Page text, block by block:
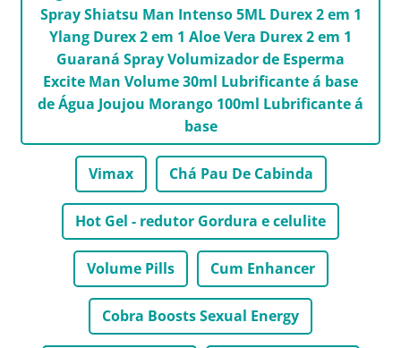
Spray Shiatsu Man Intenso 5ML Durex 2 em 1
Ylang Durex 2 em 1 Aloe Vera Durex 2 em 1
Guaraná Spray Volumizador de Esperma
Excite Man Volume 30ml Lubrificante á base
de Água Joujou Morango 100ml Lubrificante á
base
Vimax Chá Pau De Cabinda
Hot Gel - redutor Gordura e celulite
Volume Pills Cum Enhancer
Cobra Boosts Sexual Energy